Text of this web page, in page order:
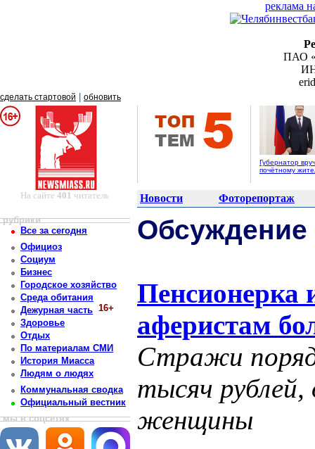
реклама
ПАО
сделать стартовой обновить
Губернатор
почётному
На сайте401 читатель Новости Фоторепортаж
рубрики
Все за сегодня
Официоз
Социум
Бизнес
Городское хозяйство
Среда обитания
Дежурная часть 16+
Здоровье
Отдых
По материалам СМИ
История Миасса
Людям о людях
Коммунальная сводка
Официальный вестник
мы в соцсетях
Пенсионерка
аферистам
Стражи
тысяч рублей,
женщины